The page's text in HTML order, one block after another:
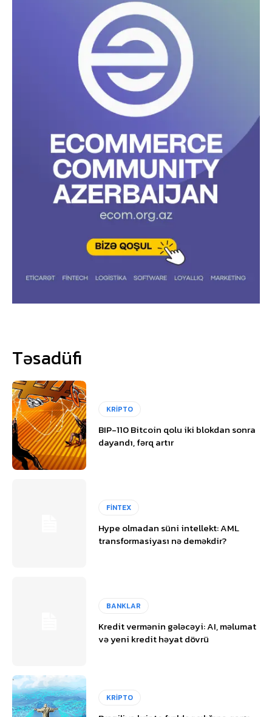
Təsadüfi
KRİPTO
BIP-110 Bitcoin qolu iki blokdan sonra
dayandı, fərq artır
FİNTEX
Hype olmadan süni intellekt: AML
transformasiyası nə deməkdir?
BANKLAR
Kredit vermənin gələcəyi: AI, məlumat
və yeni kredit həyat dövrü
KRİPTO